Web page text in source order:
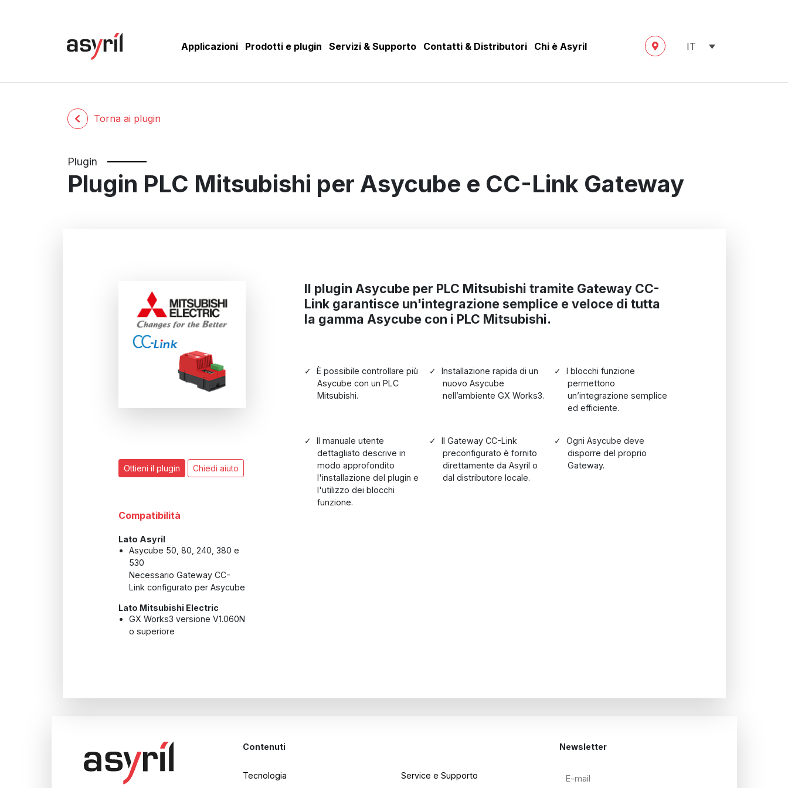
Applicazioni Prodotti e plugin Servizi & Supporto Contatti & Distributori Chi è Asyril IT
Torna ai plugin
Plugin
Plugin PLC Mitsubishi per Asycube e CC-Link Gateway
Ottieni il plugin Chiedi aiuto
Compatibilità
Lato Asyril
Asycube 50, 80, 240, 380 e
530
Necessario Gateway CC-
Link configurato per Asycube
Lato Mitsubishi Electric
GX Works3 versione V1.060N
o superiore
Il plugin Asycube per PLC Mitsubishi tramite Gateway CC-
Link garantisce un'integrazione semplice e veloce di tutta
la gamma Asycube con i PLC Mitsubishi.
È possibile controllare più
Asycube con un PLC
Mitsubishi.
Installazione rapida di un
nuovo Asycube
nell’ambiente GX Works3.
I blocchi funzione
permettono
un’integrazione semplice
ed efficiente.
Il manuale utente
dettagliato descrive in
modo approfondito
l'installazione del plugin e
l'utilizzo dei blocchi
funzione.
Il Gateway CC-Link
preconfigurato è fornito
direttamente da Asyril o
dal distributore locale.
Ogni Asycube deve
disporre del proprio
Gateway.
Contenuti
Tecnologia Service e Supporto
Newsletter
E-